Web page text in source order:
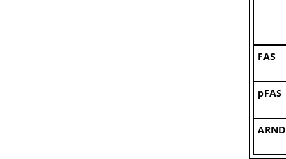
FAS
pFAS
ARND